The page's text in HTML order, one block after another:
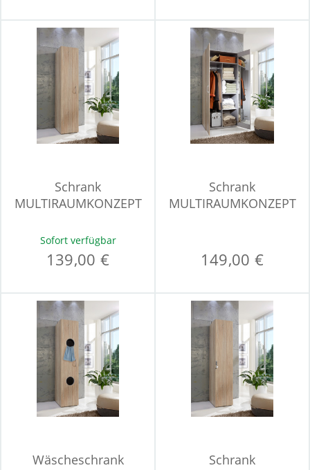
Schrank
MULTIRAUMKONZEPT
Sofort verfügbar
139,00 €
Schrank
MULTIRAUMKONZEPT
149,00 €
Wäscheschrank
Schrank